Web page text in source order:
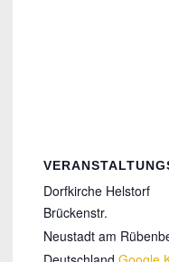
Dorfkirche Helstorf
Brückenstr.
Neustadt am